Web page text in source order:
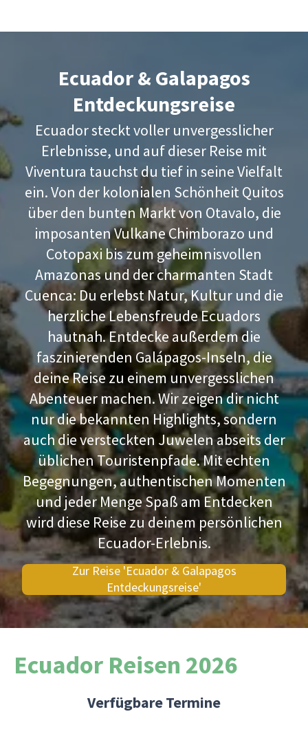
Ecuador & Galapagos
Entdeckungsreise
Ecuador steckt voller unvergesslicher
Erlebnisse, und auf dieser Reise mit
Viventura tauchst du tief in seine Vielfalt
ein. Von der kolonialen Schönheit Quitos
über den bunten Markt von Otavalo, die
imposanten Vulkane Chimborazo und
Cotopaxi bis zum geheimnisvollen
Amazonas und der charmanten Stadt
Cuenca: Du erlebst Natur, Kultur und die
herzliche Lebensfreude Ecuadors
hautnah. Entdecke außerdem die
faszinierenden Galápagos-Inseln, die
deine Reise zu einem unvergesslichen
Abenteuer machen. Wir zeigen dir nicht
nur die bekannten Highlights, sondern
auch die versteckten Juwelen abseits der
üblichen Touristenpfade. Mit echten
Begegnungen, authentischen Momenten
und jeder Menge Spaß am Entdecken
wird diese Reise zu deinem persönlichen
Ecuador-Erlebnis.
Zur Reise 'Ecuador & Galapagos
Entdeckungsreise'
Ecuador Reisen 2026
Verfügbare Termine